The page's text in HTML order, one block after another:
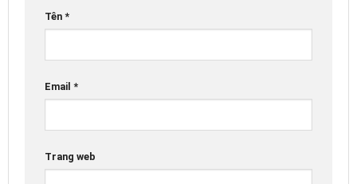
Tên *
Email *
Trang web